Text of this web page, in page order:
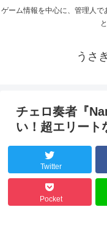
ゲーム情報を中心に、管理人で
うさ
チェロ奏者『
い！超エリート
Twitter
Pocket